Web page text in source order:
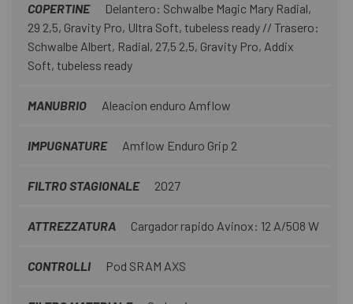
COPERTINE
Delantero: Schwalbe Magic Mary Radial,
29 2,5, Gravity Pro, Ultra Soft, tubeless ready // Trasero:
Schwalbe Albert, Radial, 27,5 2,5, Gravity Pro, Addix
Soft, tubeless ready
MANUBRIO Aleacion enduro Amflow
IMPUGNATURE Amflow Enduro Grip 2
FILTRO STAGIONALE 2027
ATTREZZATURA Cargador rapido Avinox: 12 A/508 W
CONTROLLI Pod SRAM AXS